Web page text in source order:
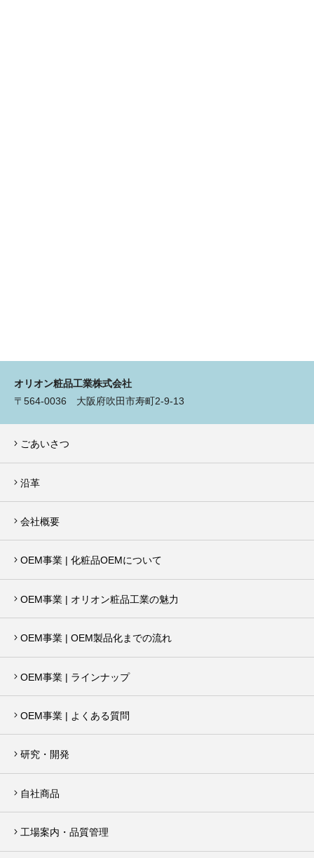
オリオン粧品工業株式会社
〒564-0036 大阪府吹田市寿町2-9-13
ごあいさつ
沿革
会社概要
OEM事業 | 化粧品OEMについて
OEM事業 | オリオン粧品工業の魅力
OEM事業 | OEM製品化までの流れ
OEM事業 | ラインナップ
OEM事業 | よくある質問
研究・開発
自社商品
工場案内・品質管理